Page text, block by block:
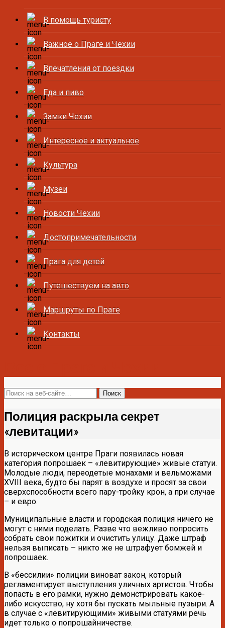
В помощь туристу
Важное о Праге и Чехии
Впечатления от поездки
Еда и пиво
Замки Чехии
Интересное и актуальное
Культура
Музеи
Новости Чехии
Достопримечательности
Прага для детей
Путешествуем на авто
Маршруты по Праге
Контакты
Полиция раскрыла секрет
«левитации»
В историческом центре Праги появилась новая
категория попрошаек – «левитирующие» живые статуи.
Молодые люди, переодетые монахами и вельможами
XVIII века, будто бы парят в воздухе и просят за свои
сверхспособности всего пару-тройку крон, а при случае
– и евро.
Муниципальные власти и городская полиция ничего не
могут с ними поделать. Разве что вежливо попросить
собрать свои пожитки и очистить улицу. Даже штраф
нельзя выписать – никто же не штрафует бомжей и
попрошаек.
В «бессилии» полиции виноват закон, который
регламентирует выступления уличных артистов. Чтобы
попасть в его рамки, нужно демонстрировать какое-
либо искусство, ну хотя бы пускать мыльные пузыри. А
в случае с «левитирующими» живыми статуями речь
идет только о попрошайничестве.